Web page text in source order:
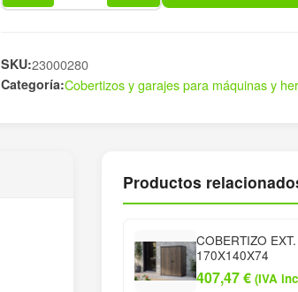
842L
TAU
SKU:23000280
Categoría:Cobertizos y garajes para máquinas y
Productos
COBERTIZO
170X140X74
407,47€ (IVA